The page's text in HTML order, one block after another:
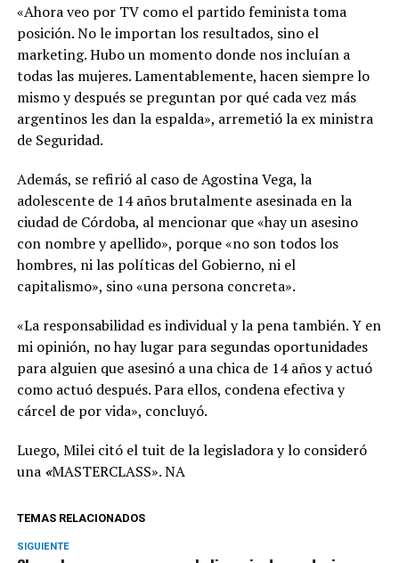
«Ahora veo por TV como el partido feminista toma
posición. No le importan los resultados, sino el
marketing. Hubo un momento donde nos incluían a
todas las mujeres. Lamentablemente, hacen siempre lo
mismo y después se preguntan por qué cada vez más
argentinos les dan la espalda», arremetió la ex ministra
de Seguridad.
Además, se refirió al caso de Agostina Vega, la
adolescente de 14 años brutalmente asesinada en la
ciudad de Córdoba, al mencionar que «hay un asesino
con nombre y apellido», porque «no son todos los
hombres, ni las políticas del Gobierno, ni el
capitalismo», sino «una persona concreta».
«La responsabilidad es individual y la pena también. Y en
mi opinión, no hay lugar para segundas oportunidades
para alguien que asesinó a una chica de 14 años y actuó
como actuó después. Para ellos, condena efectiva y
cárcel de por vida», concluyó.
Luego, Milei citó el tuit de la legisladora y lo consideró
una «MASTERCLASS». NA
TEMAS RELACIONADOS
SIGUIENTE